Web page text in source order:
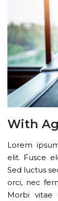
With
Lorem
elit. Fusce
Sed luctus
orci, nec
Morbi vitae